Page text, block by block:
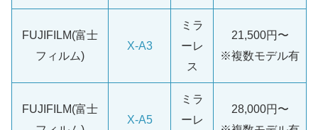
FUJIFILM(富士
フィルム)
X-A3
ミラ
ーレ
ス
21,500円〜
※複数モデル有
FUJIFILM(富士
X-A5
ミラ
ーレ
28,000円〜